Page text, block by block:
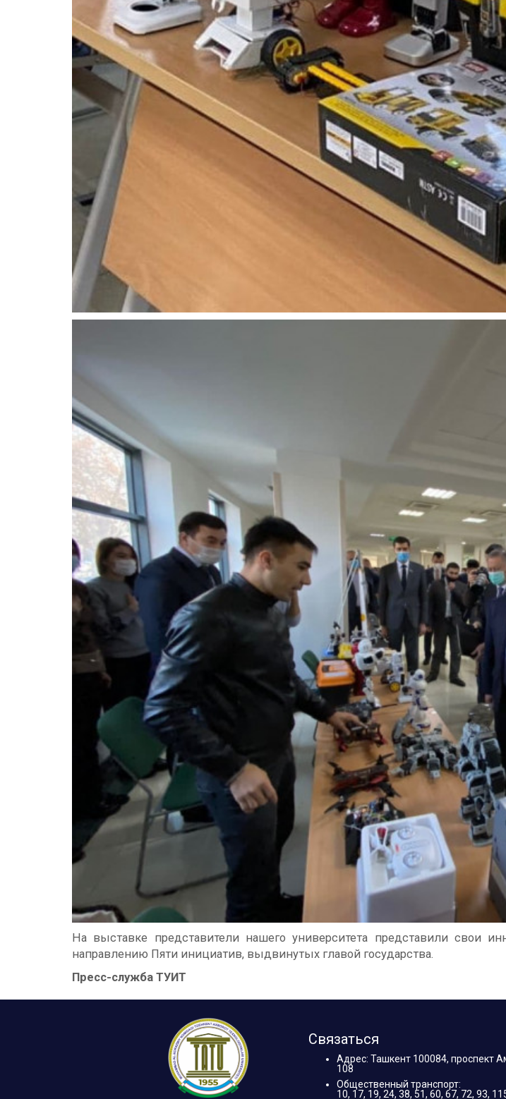
На выставке представители нашего университета представили свои
направлению Пяти инициатив, выдвинутых главой государства.
Пресс-служба ТУИТ
Связаться
Адрес: Ташкент 100084, проспект
108
Общественный транспорт:
10, 17, 19, 24, 38, 51, 60, 67, 72, 93,